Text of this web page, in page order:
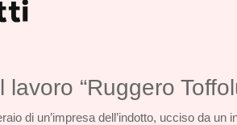
“Ruggero
di un’impresa dell’indotto, ucciso da un